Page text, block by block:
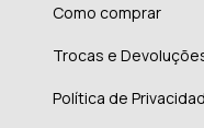
Como comprar
Trocas e
Política de